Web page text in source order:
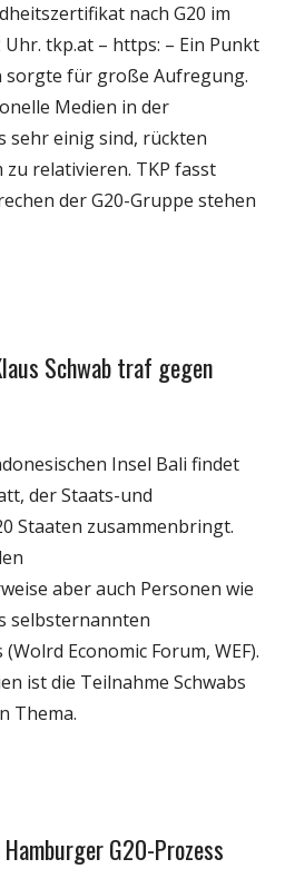
nach G20 im
Uhr. tkp.at – https: – Ein Punkt
sorgte für große Aufregung.
Medien in der
sehr einig sind, rückten
zu relativieren. TKP fasst
der G20-Gruppe stehen
Schwab traf gegen
Insel Bali findet
der Staats-und
Staaten zusammenbringt.
aber auch Personen wie
selbsternannten
Economic Forum, WEF).
ist die Teilnahme Schwabs
Thema.
G20-Prozess